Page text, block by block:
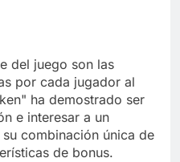
del juego son las
por cada jugador al
ha demostrado ser
e interesar a un
combinación única de
de bonus.